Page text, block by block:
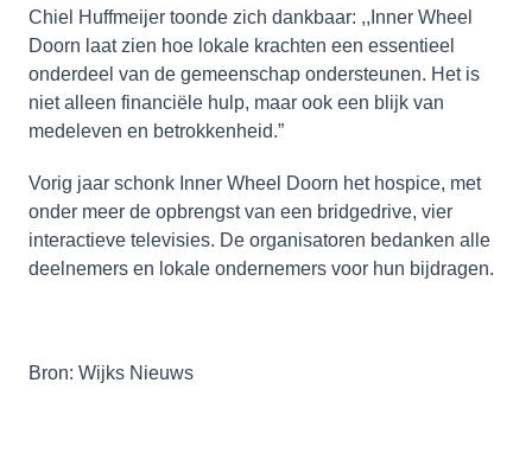
Chiel Huffmeijer toonde zich dankbaar: ,,Inner Wheel
Doorn laat zien hoe lokale krachten een essentieel
onderdeel van de gemeenschap ondersteunen. Het is
niet alleen financiële hulp, maar ook een blijk van
medeleven en betrokkenheid.”
Vorig jaar schonk Inner Wheel Doorn het hospice, met
onder meer de opbrengst van een bridgedrive, vier
interactieve televisies. De organisatoren bedanken alle
deelnemers en lokale ondernemers voor hun bijdragen.
Bron: Wijks Nieuws